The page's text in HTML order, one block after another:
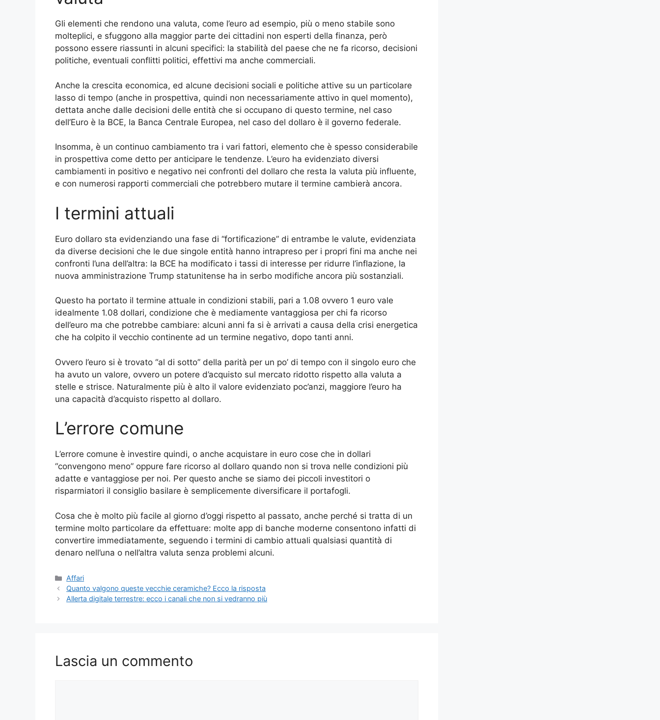
Gli elementi che rendono una valuta, come l’euro ad esempio, più o meno stabile sono
molteplici, e sfuggono alla maggior parte dei cittadini non esperti della finanza, però
possono essere riassunti in alcuni specifici: la stabilità del paese che ne fa ricorso, decisioni
politiche, eventuali conflitti politici, effettivi ma anche commerciali.
Anche la crescita economica, ed alcune decisioni sociali e politiche attive su un particolare
lasso di tempo (anche in prospettiva, quindi non necessariamente attivo in quel momento),
dettata anche dalle decisioni delle entità che si occupano di questo termine, nel caso
dell’Euro è la BCE, la Banca Centrale Europea, nel caso del dollaro è il governo federale.
Insomma, è un continuo cambiamento tra i vari fattori, elemento che è spesso considerabile
in prospettiva come detto per anticipare le tendenze. L’euro ha evidenziato diversi
cambiamenti in positivo e negativo nei confronti del dollaro che resta la valuta più influente,
e con numerosi rapporti commerciali che potrebbero mutare il termine cambierà ancora.
I termini attuali
Euro dollaro sta evidenziando una fase di “fortificazione” di entrambe le valute, evidenziata
da diverse decisioni che le due singole entità hanno intrapreso per i propri fini ma anche nei
confronti l’una dell’altra: la BCE ha modificato i tassi di interesse per ridurre l’inflazione, la
nuova amministrazione Trump statunitense ha in serbo modifiche ancora più sostanziali.
Questo ha portato il termine attuale in condizioni stabili, pari a 1.08 ovvero 1 euro vale
idealmente 1.08 dollari, condizione che è mediamente vantaggiosa per chi fa ricorso
dell’euro ma che potrebbe cambiare: alcuni anni fa si è arrivati a causa della crisi energetica
che ha colpito il vecchio continente ad un termine negativo, dopo tanti anni.
Ovvero l’euro si è trovato “al di sotto” della parità per un po’ di tempo con il singolo euro che
ha avuto un valore, ovvero un potere d’acquisto sul mercato ridotto rispetto alla valuta a
stelle e strisce. Naturalmente più è alto il valore evidenziato poc’anzi, maggiore l’euro ha
una capacità d’acquisto rispetto al dollaro.
L’errore comune
L’errore comune è investire quindi, o anche acquistare in euro cose che in dollari
“convengono meno” oppure fare ricorso al dollaro quando non si trova nelle condizioni più
adatte e vantaggiose per noi. Per questo anche se siamo dei piccoli investitori o
risparmiatori il consiglio basilare è semplicemente diversificare il portafogli.
Cosa che è molto più facile al giorno d’oggi rispetto al passato, anche perché si tratta di un
termine molto particolare da effettuare: molte app di banche moderne consentono infatti di
convertire immediatamente, seguendo i termini di cambio attuali qualsiasi quantità di
denaro nell’una o nell’altra valuta senza problemi alcuni.
Categorie
Affari
Quanto valgono queste vecchie ceramiche? Ecco la risposta
Allerta digitale terrestre: ecco i canali che non si vedranno più
Lascia un commento